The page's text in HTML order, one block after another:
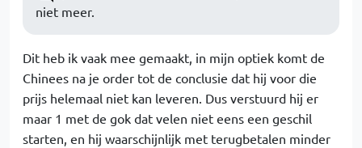
niet meer.
Dit heb ik vaak mee gemaakt, in mijn optiek komt de
Chinees na je order tot de conclusie dat hij voor die
prijs helemaal niet kan leveren. Dus verstuurd hij er
maar 1 met de gok dat velen niet eens een geschil
starten, en hij waarschijnlijk met terugbetalen minder